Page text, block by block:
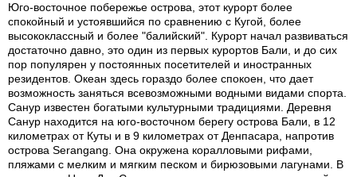
Юго-восточное побережье острова, этот курорт более
спокойный и устоявшийся по сравнению с Кугой, более
высококлассный и более "балийский". Курорт начал развиваться
достаточно давно, это один из первых курортов Бали, и до сих
пор популярен у постоянных посетителей и иностранных
резидентов. Океан здесь гораздо более спокоен, что дает
возможность заняться всевозможными водными видами спорта.
Санур известен богатыми культурными традициями. Деревня
Санур находится на юго-восточном берегу острова Бали, в 12
километрах от Куты и в 9 километрах от Денпасара, напротив
острова Serangang. Она окружена коралловыми рифами,
пляжами с мелким и мягким песком и бирюзовыми лагунами. В